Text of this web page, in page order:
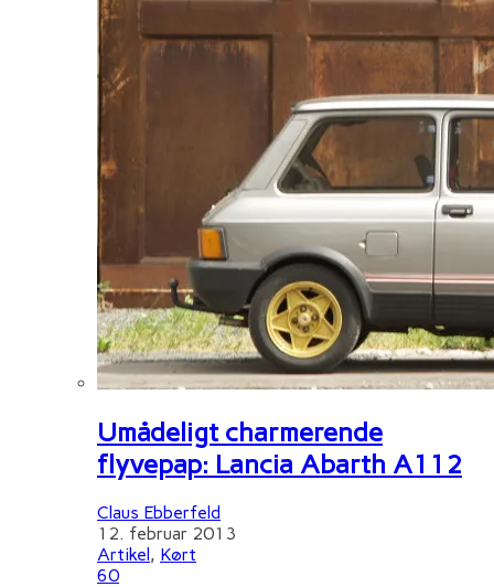
Umådeligt charmerende
flyvepap: Lancia Abarth A112
Claus Ebberfeld
12. februar 2013
Artikel, Kørt
60